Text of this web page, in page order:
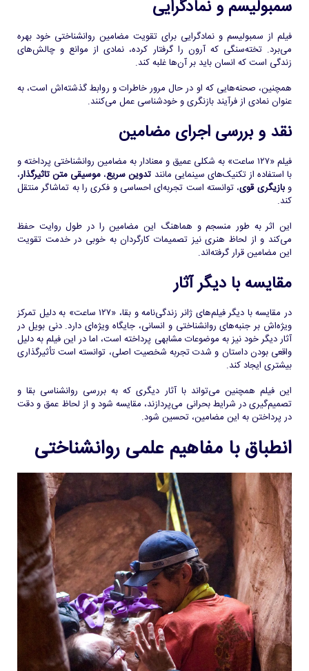
سمبولیسم و نمادگرایی
فیلم از سمبولیسم و نمادگرایی برای تقویت مضامین روانشناختی خود بهره
می‌برد. تخته‌سنگی که آرون را گرفتار کرده، نمادی از موانع و چالش‌های
زندگی است که انسان باید بر آن‌ها غلبه کند.
همچنین، صحنه‌هایی که او در حال مرور خاطرات و روابط گذشته‌اش است، به
عنوان نمادی از فرآیند بازنگری و خودشناسی عمل می‌کنند.
نقد و بررسی اجرای مضامین
فیلم «۱۲۷ ساعت» به شکلی عمیق و معنادار به مضامین روانشناختی پرداخته و
با استفاده از تکنیک‌های سینمایی مانند تدوین سریع، موسیقی متن تاثیرگذار،
وبازیگری قوی، توانسته است تجربه‌ای احساسی و فکری را به تماشاگر منتقل
کند.
این اثر به طور منسجم و هماهنگ این مضامین را در طول روایت حفظ
می‌کند و از لحاظ هنری نیز تصمیمات کارگردان به خوبی در خدمت تقویت
این مضامین قرار گرفته‌اند.
مقایسه با دیگر آثار
در مقایسه با دیگر فیلم‌های ژانر زندگی‌نامه و بقا، «۱۲۷ ساعت» به دلیل تمرکز
ویژه‌اش بر جنبه‌های روانشناختی و انسانی، جایگاه ویژه‌ای دارد. دنی بویل در
آثار دیگر خود نیز به موضوعات مشابهی پرداخته است، اما در این فیلم به دلیل
واقعی بودن داستان و شدت تجربه شخصیت اصلی، توانسته است تأثیرگذاری
بیشتری ایجاد کند.
این فیلم همچنین می‌تواند با آثار دیگری که به بررسی روانشناسی بقا و
تصمیم‌گیری در شرایط بحرانی می‌پردازند، مقایسه شود و از لحاظ عمق و دقت
در پرداختن به این مضامین، تحسین شود.
انطباق با مفاهیم علمی روانشناختی